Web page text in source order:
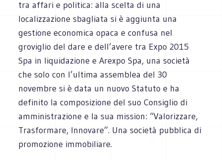
tra affari e politica: alla scelta di una
localizzazione sbagliata si è aggiunta una
gestione economica opaca e confusa nel
groviglio del dare e dell’avere tra Expo 2015
Spa in liquidazione e Arexpo Spa, una società
che solo con l’ultima assemblea del 30
novembre si è data un nuovo Statuto e ha
definito la composizione del suo Consiglio di
amministrazione e la sua mission: “Valorizzare,
Trasformare, Innovare”. Una società pubblica di
promozione immobiliare.